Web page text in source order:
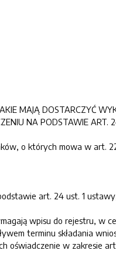
MAJĄ DOSTARCZYĆ
NA PODSTAWIE ART.
o których mowa w art.
art. 24 ust. 1
wpisu do rejestru, w
terminu składania
oświadczenie w zakresie